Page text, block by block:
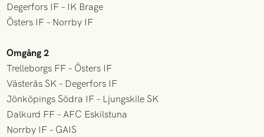
Degerfors IF – IK Brage
Östers IF – Norrby IF
Omgång 2
Trelleborgs FF – Östers IF
Västerås SK – Degerfors IF
Jönköpings Södra IF – Ljungskile SK
Dalkurd FF – AFC Eskilstuna
Norrby IF – GAIS